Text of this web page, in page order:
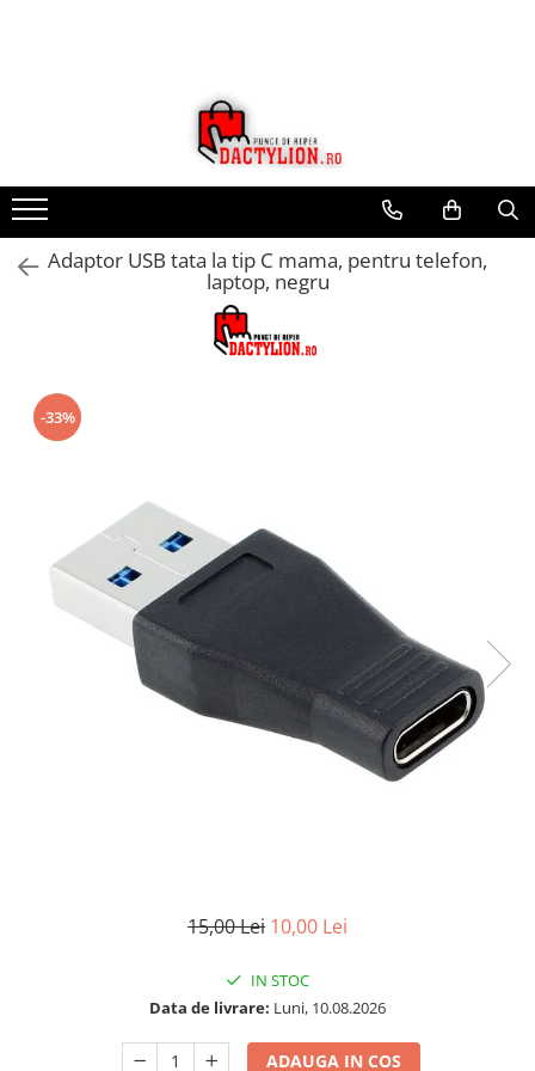
Adaptor USB tata la tip C mama, pentru telefon,
laptop, negru
-33%
15,00 Lei 10,00 Lei
IN STOC
Data de livrare: Luni, 10.08.2026
ADAUGA IN COS